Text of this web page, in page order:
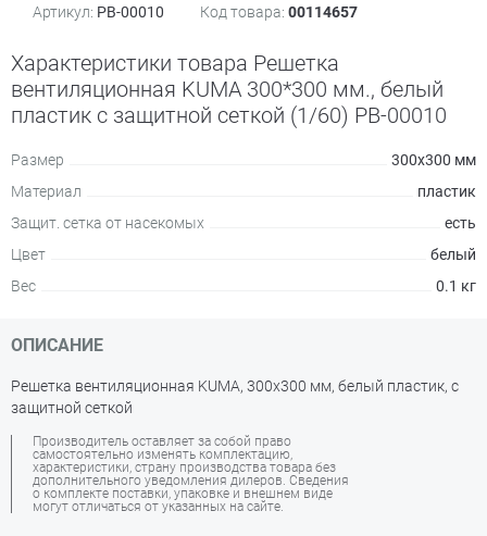
Артикул: РВ-00010 Код товара: 00114657
Характеристики товара Решетка
вентиляционная KUMA 300*300 мм., белый
пластик с защитной сеткой (1/60) РВ-00010
Размер
300х300 мм
Материал
пластик
Защит. сетка от насекомых
есть
Цвет
белый
Вес
0.1 кг
ОПИСАНИЕ
Решетка вентиляционная KUMA, 300х300 мм, белый пластик, с
защитной сеткой
Производитель оставляет за собой право
самостоятельно изменять комплектацию,
характеристики, страну производства товара без
дополнительного уведомления дилеров. Сведения
о комплекте поставки, упаковке и внешнем виде
могут отличаться от указанных на сайте.